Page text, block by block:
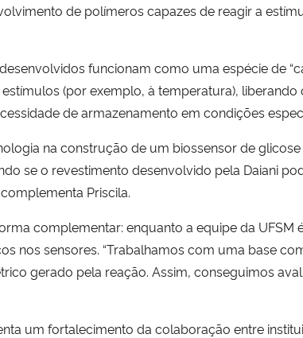
de polímeros capazes de reagir a
funcionam como uma espécie de
(por exemplo, à temperatura),
de armazenamento em condições
na construção de um biossensor de
se o revestimento desenvolvido pela Daiani
Priscila.
complementar: enquanto a equipe da
nos sensores. “Trabalhamos com uma base
gerado pela reação. Assim, conseguimos
um fortalecimento da colaboração entre